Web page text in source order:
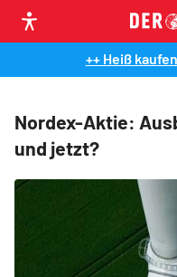
++ Heiß
Nordex-Aktie:
und jetzt?